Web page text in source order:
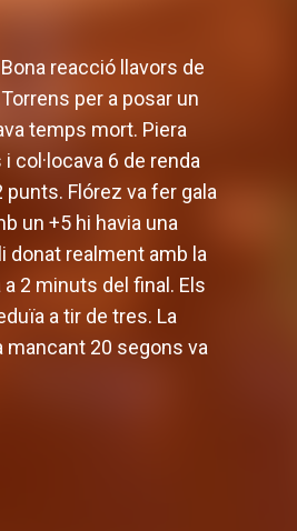
reacció llavors de
per a posar un
temps mort. Piera
col·locava 6 de renda
Flórez va fer gala
un +5 hi havia una
donat realment amb la
2 minuts del final. Els
a tir de tres. La
mancant 20 segons va